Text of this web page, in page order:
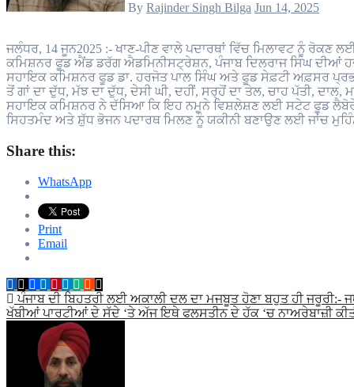
By Rajinder Singh Bilga Jun 14, 2025
ਜਲੰਧਰ, 14 ਜੂਨ2025 :- ਖਾਣ-ਪੀਣ ਵਾਲੇ ਪਦਾਰਥਾਂ ਵਿੱਚ ਮਿਲਾਵਟ ਨੂੰ ਰੋਕਣ ਲਈ ਚੁੱਕੇ ਜਾ ਰਹੇ ਕਦਮਾਂ ਦੀ ਲੜੀ ਤਹਿਤ ਫੂਡ ਸੇਫ਼ਟੀ ਟੀਮ ਜਲੰਧਰ ਵੱਲੋਂ
ਕਮਿਸ਼ਨਰ ਫੂਡ ਐਂਡ ਡਰੱਗ ਐਡਮਿਨੀਸਟ੍ਰੇਸ਼ਨ, ਪੰਜਾਬ ਦਿਲਰਾਜ ਸਿੰਘ ਦੀਆਂ
ਸਹਾਇਕ ਕਮਿਸ਼ਨਰ ਫੂਡ ਡਾ. ਹਰਜੋਤ ਪਾਲ ਸਿੰਘ ਅਤੇ ਫੂਡ ਸੇਫ਼ਟੀ ਅਫ਼ਸਰ
ਤੋਂ ਗਾਂ ਦਾ ਦੁੱਧ, ਮੱਝ ਦਾ ਦੁੱਧ, ਦੇਸੀ ਘੀ, ਦਹੀਂ, ਸਰ੍ਹੋਂ ਦਾ ਤੇਲ, ਚਾਹ ਪੱਤੀ,
ਸਹਾਇਕ ਕਮਿਸ਼ਨਰ ਨੇ ਦੱਸਿਆ ਕਿ ਇਹ ਨਮੂਨੇ ਵਿਸ਼ਲੇਸ਼ਣ ਲਈ ਸਟੇਟ ਫੂਡ
ਸਿਹਤਮੰਦ ਅਤੇ ਸ਼ੁੱਧ ਭੋਜਨ ਪਦਾਰਥ ਮਿਲਣ ਨੂੰ ਯਕੀਨੀ ਬਣਾਉਣ ਲਈ ਜਾਂਚ ਮੁਹਿੰਮ
Share this:
WhatsApp
Print
Email
Post
navigation
ਪੰਜਾਬ ਦੀ ਬਿਹਤਰੀ ਲਈ ਅਕਾਲੀ ਦਲ ਦਾ ਮਜਬੂਤ ਹੋਣਾ ਬਹੁਤ ਹੀ ਜਰੂਰੀ:-
ਖੱਬੀਆਂ ਪਾਰਟੀਆਂ ਦੇ ਸੱਦੇ ‘ਤੇ ਅੱਜ ਇਥੇ ਫਲਸਤੀਨ ਦੇ ਹੱਕ ‘ਚ ਨਾਅਰੇਬਾਜ਼ੀ